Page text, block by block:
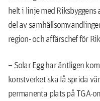
helt i linje med
del av
region- och affärschef för
– Solar Egg har äntligen
konstverket ska få sprida
permanenta plats på TGA-